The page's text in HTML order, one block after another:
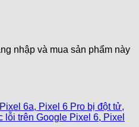
nhập và mua sản phẩm này